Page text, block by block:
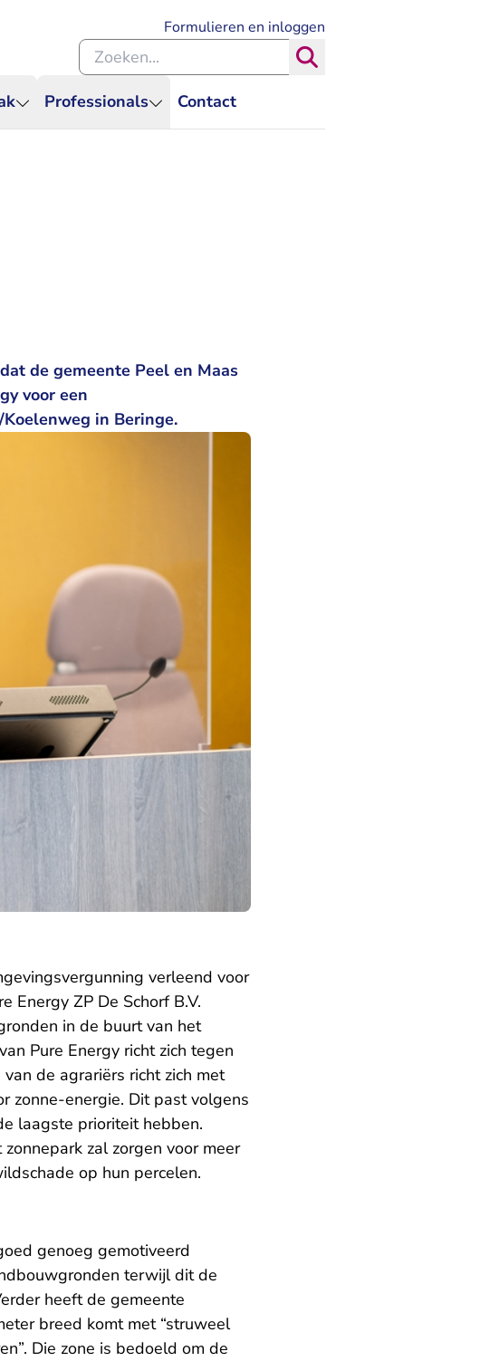
Professionals Contact
Formulieren en inloggen
Zoeken binnen de Rechtspraak
de gemeente Peel en Maas
voor een
in Beringe.
verleend voor
Energy ZP De Schorf B.V.
in de buurt van het
Pure Energy richt zich tegen
de agrariërs richt zich met
zonne-energie. Dit past volgens
laagste prioriteit hebben.
zal zorgen voor meer
op hun percelen.
genoeg gemotiveerd
terwijl dit de
heeft de gemeente
breed komt met “struweel
Die zone is bedoeld om de